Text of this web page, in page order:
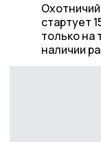
стартует
только на
наличии